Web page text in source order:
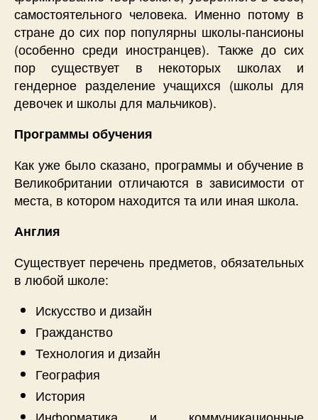
самостоятельного человека. Именно потому в
стране до сих пор популярны школы-пансионы
(особенно среди иностранцев). Также до сих
пор существует в некоторых школах и
гендерное разделение учащихся (школы для
девочек и школы для мальчиков).
Программы обучения
Как уже было сказано, программы и обучение в
Великобритании отличаются в зависимости от
места, в котором находится та или иная школа.
Англия
Существует перечень предметов, обязательных
в любой школе:
Искусство и дизайн
Гражданство
Технология и дизайн
География
История
Информатика и коммуникационные